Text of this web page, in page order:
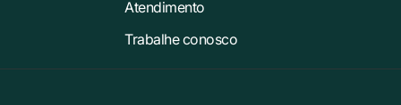
Atendimento
Trabalhe conosco